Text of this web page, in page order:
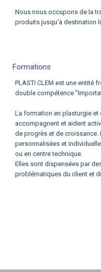
Nous nous occupons de la
produits jusqu'à destination
Formations
PLASTI CLEM est une entité
double compétence
La formation en plasturgie
accompagnent et aident
de progrès et de
personnalisées et
ou en centre technique.
Elles sont dispensées par
problématiques du client et